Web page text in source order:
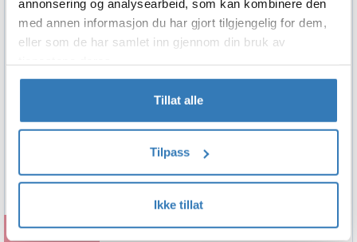
annonsering og analysearbeid, som kan kombinere den
med annen informasjon du har gjort tilgjengelig for dem,
eller som de har samlet inn gjennom din bruk av
Tillat alle
Tilpass
Ikke tillat
Kjøp